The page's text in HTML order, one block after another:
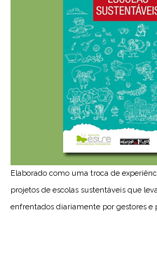
Elaborado como uma troca de
projetos de escolas sustentáveis que
enfrentados diariamente por gestores e